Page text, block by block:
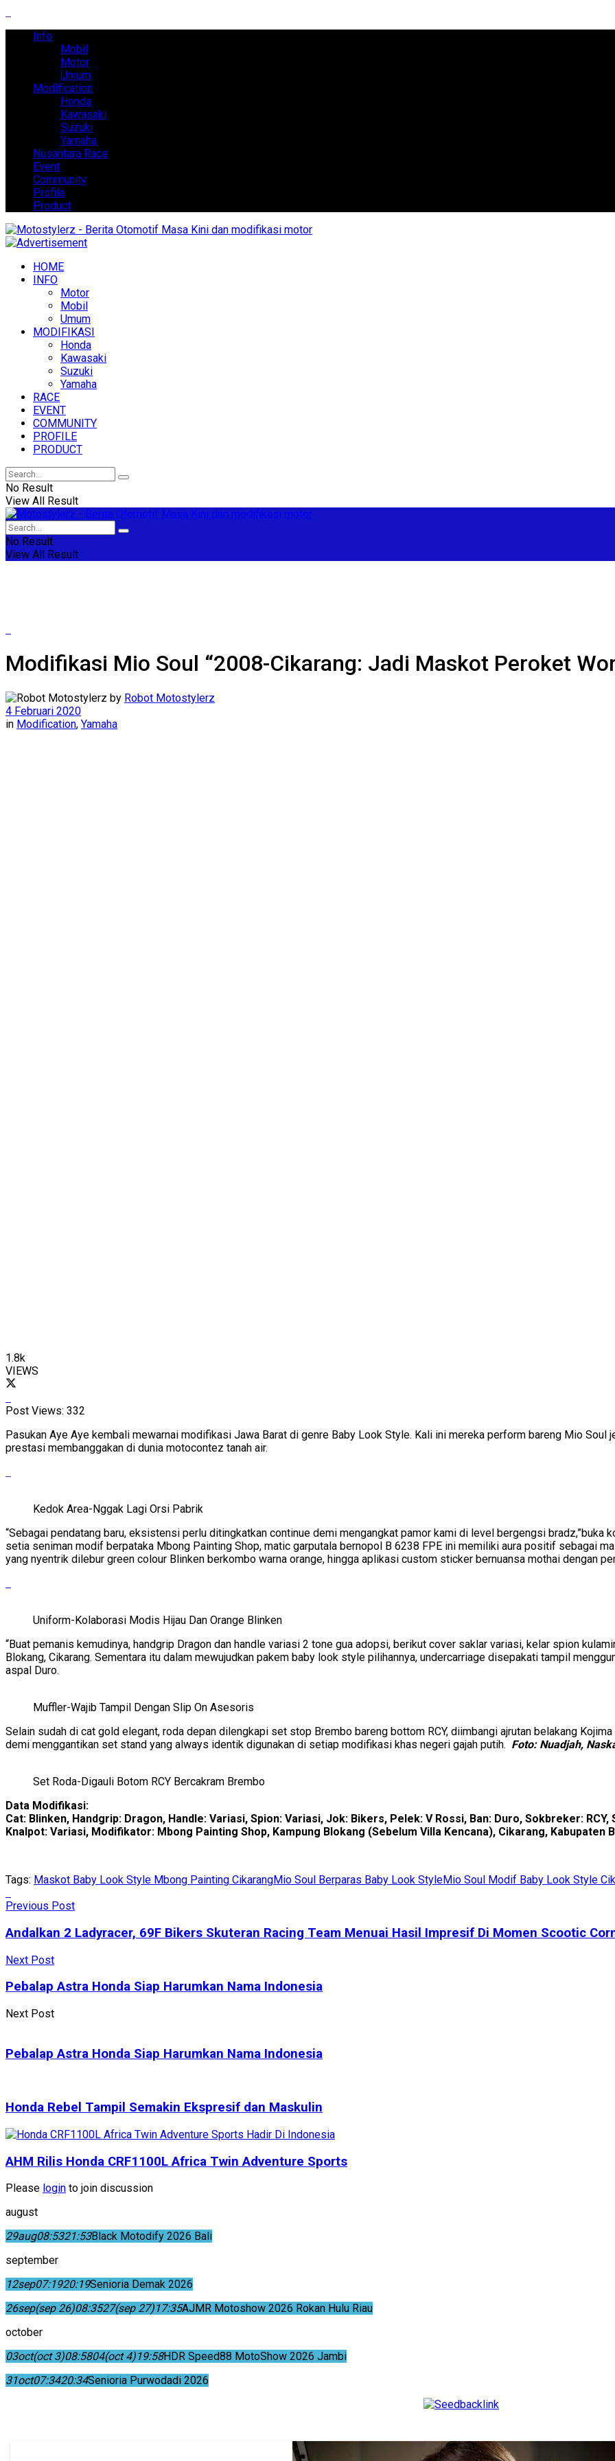
Info
Mobil
Motor
Umum
Modification
Honda
Kawasaki
Suzuki
Yamaha
Nusantara Race
Event
Community
Profile
Product
HOME
INFO
Motor
Mobil
Umum
MODIFIKASI
Honda
Kawasaki
Suzuki
Yamaha
RACE
EVENT
COMMUNITY
PROFILE
PRODUCT
No Result
View All Result
No Result
View All Result
Modifikasi Mio Soul “2008-Cikarang: Jadi Maskot Peroket
by Robot Motostylerz
4 Februari 2020
in Modification, Yamaha
1.8k
VIEWS
Post Views: 332
Pasukan Aye Aye kembali mewarnai modifikasi Jawa Barat di genre Baby Look Style. Kali ini mereka perform bareng Mio Soul
prestasi membanggakan di dunia motocontez tanah air.
Kedok Area-Nggak Lagi Orsi Pabrik
“Sebagai pendatang baru, eksistensi perlu ditingkatkan continue demi mengangkat pamor kami di level bergengsi bradz,”buka
setia seniman modif berpataka Mbong Painting Shop, matic garputala bernopol B 6238 FPE ini memiliki aura positif sebagai
yang nyentrik dilebur green colour Blinken berkombo warna orange, hingga aplikasi custom sticker bernuansa mothai dengan
Uniform-Kolaborasi Modis Hijau Dan Orange Blinken
“Buat pemanis kemudinya, handgrip Dragon dan handle variasi 2 tone gua adopsi, berikut cover saklar variasi, kelar spion
Blokang, Cikarang. Sementara itu dalam mewujudkan pakem baby look style pilihannya, undercarriage disepakati tampil
aspal Duro.
Muffler-Wajib Tampil Dengan Slip On Asesoris
Selain sudah di cat gold elegant, roda depan dilengkapi set stop Brembo bareng bottom RCY, diimbangi ajrutan belakang
demi menggantikan set stand yang always identik digunakan di setiap modifikasi khas negeri gajah putih. Foto: Nuadjah,
Set Roda-Digauli Botom RCY Bercakram Brembo
Data Modifikasi:
Cat: Blinken, Handgrip: Dragon, Handle: Variasi, Spion: Variasi, Jok: Bikers, Pelek: V Rossi, Ban: Duro, Sokbreker:
Knalpot: Variasi, Modifikator: Mbong Painting Shop, Kampung Blokang (Sebelum Villa Kencana), Cikarang, Kabupaten
Tags: Maskot Baby Look Style Mbong Painting CikarangMio Soul Berparas Baby Look StyleMio Soul Modif Baby Look Style
Previous Post
Andalkan 2 Ladyracer, 69F Bikers Skuteran Racing Team Menuai Hasil Impresif Di Momen Scootic
Next Post
Pebalap Astra Honda Siap Harumkan Nama Indonesia
Next Post
Pebalap Astra Honda Siap Harumkan Nama Indonesia
Honda Rebel Tampil Semakin Ekspresif dan Maskulin
AHM Rilis Honda CRF1100L Africa Twin Adventure Sports
Please login to join discussion
august
29aug08:5321:53Black Motodify 2026 Bali
september
12sep07:1920:19Senioria Demak 2026
26sep(sep 26)08:3527(sep 27)17:35AJMR Motoshow 2026 Rokan Hulu Riau
october
03oct(oct 3)08:5804(oct 4)19:58HDR Speed88 MotoShow 2026 Jambi
31oct07:3420:34Senioria Purwodadi 2026